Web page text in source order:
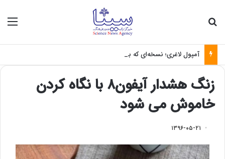
آمپول لاغری؛ نسخه‌ای که بدون تغذیه خطرناک می‌شود
زنگ هشدار آیفون۸ با نگاه کردن
خاموش می شود
۱۳۹۶-۰۵-۲۱